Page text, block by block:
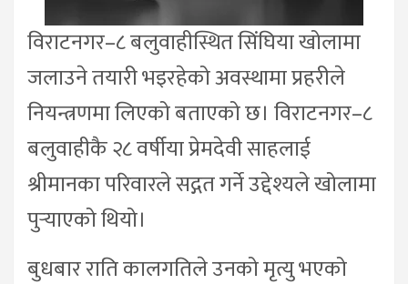
विराटनगर–८ बलुवाहीस्थित सिंघिया खोलामा
जलाउने तयारी भइरहेको अवस्थामा प्रहरीले
नियन्त्रणमा लिएको बताएको छ। विराटनगर–८
बलुवाहीकै २८ वर्षीया प्रेमदेवी साहलाई
श्रीमानका परिवारले सद्गत गर्ने उद्देश्यले खोलामा
पुर्‍याएको थियो।
बुधबार राति कालगतिले उनको मृत्यु भएको